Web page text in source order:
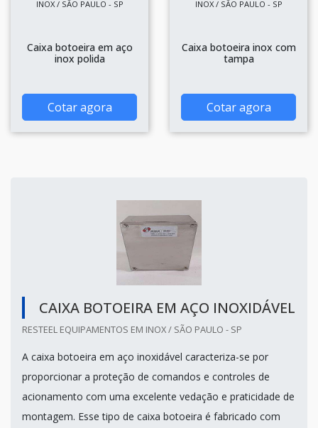
INOX / SÃO PAULO - SP
Caixa botoeira em aço
inox polida
Cotar agora
INOX / SÃO PAULO - SP
Caixa botoeira inox com
tampa
Cotar agora
CAIXA BOTOEIRA EM AÇO INOXIDÁVEL
RESTEEL EQUIPAMENTOS EM INOX / SÃO PAULO - SP
A caixa botoeira em aço inoxidável caracteriza-se por
proporcionar a proteção de comandos e controles de
acionamento com uma excelente vedação e praticidade de
montagem. Esse tipo de caixa botoeira é fabricado com